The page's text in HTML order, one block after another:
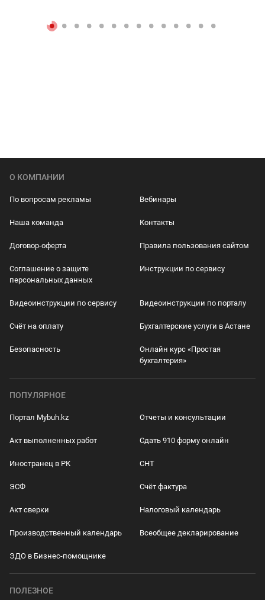
О КОМПАНИИ
По вопросам рекламы Вебинары
Наша команда Контакты
Договор-оферта Правила пользования сайтом
Соглашение о защите
персональных данных
Инструкции по сервису
Видеоинструкции по сервису Видеоинструкции по порталу
Счёт на оплату Бухгалтерские услуги в Астане
Безопасность
Онлайн курс «Простая
бухгалтерия»
ПОПУЛЯРНОЕ
Портал Mybuh.kz Отчеты и консультации
Акт выполненных работ Сдать 910 форму онлайн
Иностранец в РК СНТ
ЭСФ Счёт фактура
Акт сверки Налоговый календарь
Производственный календарь Всеобщее декларирование
ЭДО в Бизнес-помощнике
ПОЛЕЗНОЕ